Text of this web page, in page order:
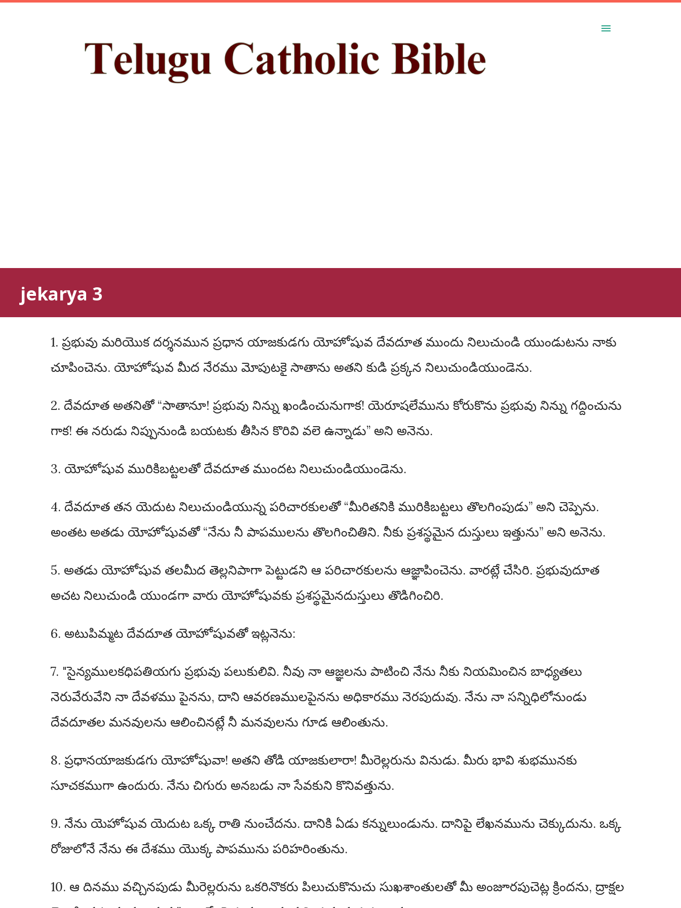
jekarya 3
1. ప్రభువు మరియొక దర్శనమున ప్రధాన యాజకుడగు యోహోషువ దేవదూత ముందు నిలుచుండి యుండుటను నాకు
చూపించెను. యోహోషువ మీద నేరము మోపుటకై సాతాను అతని కుడి ప్రక్కన నిలుచుండియుండెను.
2. దేవదూత అతనితో “సాతానూ! ప్రభువు నిన్ను ఖండించునుగాక! యెరూషలేమును కోరుకొను ప్రభువు నిన్ను గద్దించును
గాక! ఈ నరుడు నిప్పునుండి బయటకు తీసిన కొరివి వలె ఉన్నాడు” అని అనెను.
3. యోహోషువ మురికిబట్టలతో దేవదూత ముందట నిలుచుండియుండెను.
4. దేవదూత తన యెదుట నిలుచుండియున్న పరిచారకులతో “మీరితనికి మురికిబట్టలు తొలగింపుడు” అని చెప్పెను.
అంతట అతడు యోహోషువతో “నేను నీ పాపములను తొలగించితిని. నీకు ప్రశస్థమైన దుస్తులు ఇత్తును” అని అనెను.
5. అతడు యోహోషువ తలమీద తెల్లనిపాగా పెట్టుడని ఆ పరిచారకులను ఆజ్ఞాపించెను. వారట్లే చేసిరి. ప్రభువుదూత
అచట నిలుచుండి యుండగా వారు యోహోషువకు ప్రశస్థమైనదుస్తులు తొడిగించిరి.
6. అటుపిమ్మట దేవదూత యోహోషువతో ఇట్లనెను:
7. "సైన్యములకధిపతియగు ప్రభువు పలుకులివి. నీవు నా ఆజ్ఞలను పాటించి నేను నీకు నియమించిన బాధ్యతలు
నెరువేరువేని నా దేవళము పైనను, దాని ఆవరణములపైనను అధికారము నెరపుదువు. నేను నా సన్నిధిలోనుండు
దేవదూతల మనవులను ఆలించినట్లే నీ మనవులను గూడ ఆలింతును.
8. ప్రధానయాజకుడగు యోహోషువా! అతని తోడి యాజకులారా! మీరెల్లరును వినుడు. మీరు భావి శుభమునకు
సూచకముగా ఉందురు. నేను చిగురు అనబడు నా సేవకుని కొనివత్తును.
9. నేను యెహోషువ యెదుట ఒక్క రాతి నుంచేదను. దానికి ఏడు కన్నులుండును. దానిపై లేఖనమును చెక్కుదును. ఒక్క
రోజులోనే నేను ఈ దేశము యొక్క పాపమును పరిహరింతును.
10. ఆ దినము వచ్చినపుడు మీరెల్లరును ఒకరినొకరు పిలుచుకొనుచు సుఖశాంతులతో మీ అంజూరపుచెట్ల క్రిందను, ద్రాక్షల